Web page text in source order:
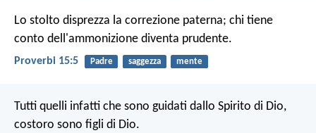
Lo stolto disprezza la correzione paterna; chi tiene
conto dell'ammonizione diventa prudente.
Proverbi 15:5 Padre saggezza mente
Tutti quelli infatti che sono guidati dallo Spirito di Dio,
costoro sono figli di Dio.